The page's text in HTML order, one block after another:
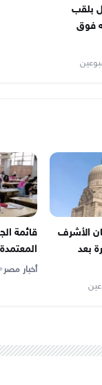
بلقب
فوق
الأشرف
بعد
قائمة
المعتمدة
أخبار مصر•